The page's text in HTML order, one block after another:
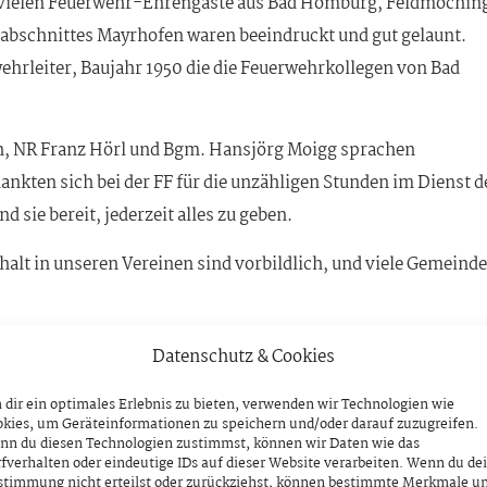
Datenschutz & Cookies
dir ein optimales Erlebnis zu bieten, verwenden wir Technologien wie
um Geräteinformationen zu speichern und/oder darauf zuzugreifen.
du diesen Technologien zustimmst, können wir Daten wie das
oder eindeutige IDs auf dieser Website verarbeiten. Wenn du
Mayrhofen waren beeindruckt und gut gelaunt.
Baujahr 1950 die die Feuerwehrkollegen von Bad
NR Franz Hörl und Bgm. Hansjörg Moigg sprachen
sich bei der FF für die unzähligen Stunden im Dienst
sie bereit, jederzeit alles zu geben.
in unseren Vereinen sind vorbildlich, und viele
Menschen bereit sind, Zeit und Kraft für das Gemeinwohl
allem der jubilierenden Freiwilligen Feuerwehr gebührt
Auch unterm Jahr leisten alle unbezahlbare